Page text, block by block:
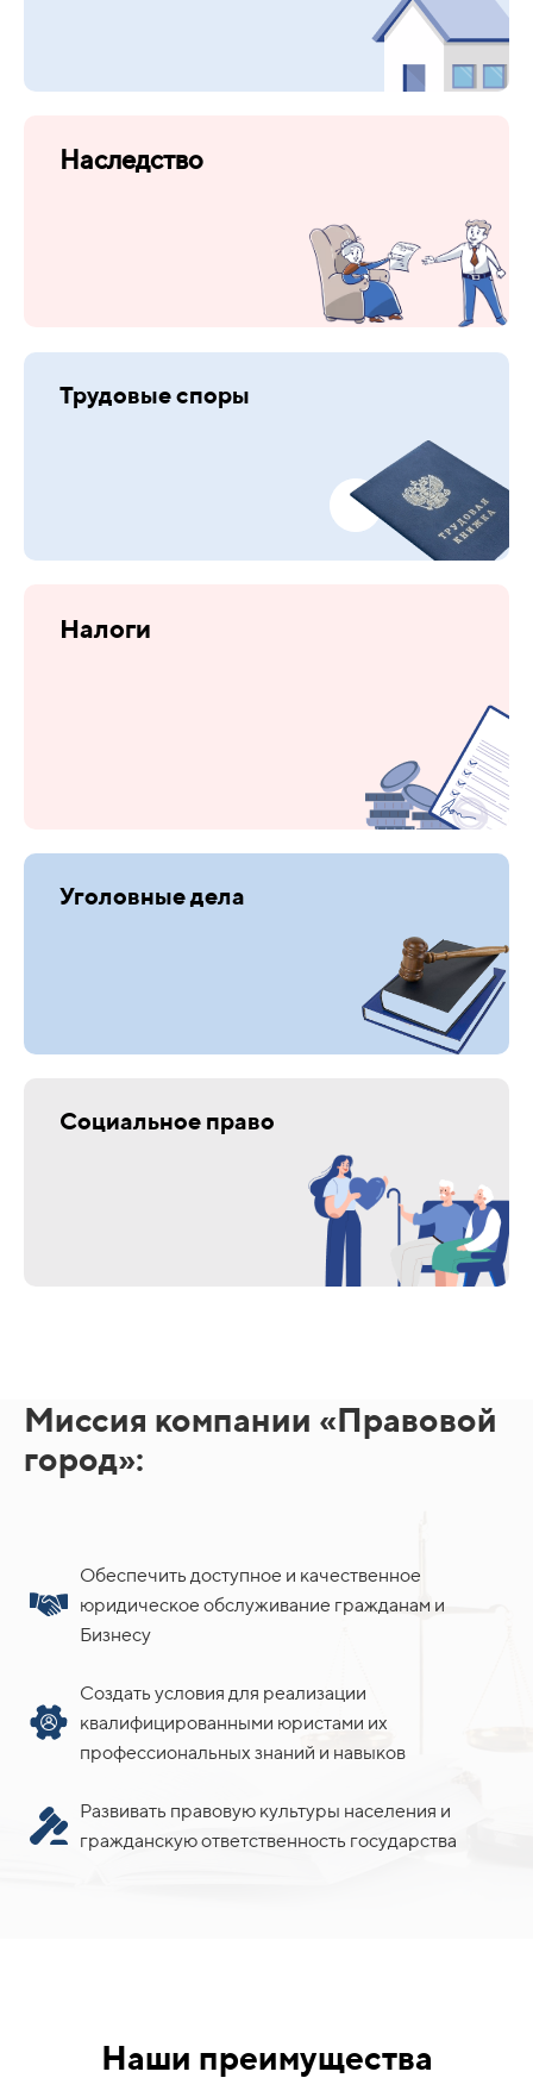
Наследство
Трудовые споры
Налоги
Уголовные дела
Социальное право
Миссия компании «Правовой
город»:
Обеспечить доступное и качественное
юридическое обслуживание гражданам и
Бизнесу
Создать условия для реализации
квалифицированными юристами их
профессиональных знаний и навыков
Развивать правовую культуры населения и
гражданскую ответственность государства
Наши преимущества